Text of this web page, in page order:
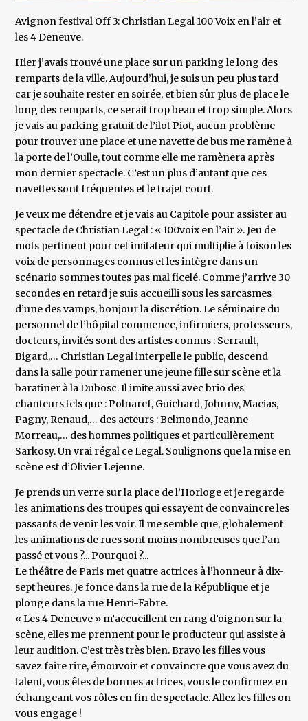
Avignon festival Off 3: Christian Legal 100 Voix en l’air et
les 4 Deneuve.
Hier j’avais trouvé une place sur un parking le long des
remparts de la ville. Aujourd’hui, je suis un peu plus tard
car je souhaite rester en soirée, et bien sûr plus de place le
long des remparts, ce serait trop beau et trop simple. Alors
je vais au parking gratuit de l’ilot Piot, aucun problème
pour trouver une place et une navette de bus me ramène à
la porte de l’Oulle, tout comme elle me ramènera après
mon dernier spectacle. C’est un plus d’autant que ces
navettes sont fréquentes et le trajet court.
Je veux me détendre et je vais au Capitole pour assister au
spectacle de Christian Legal : « 100voix en l’air ». Jeu de
mots pertinent pour cet imitateur qui multiplie à foison les
voix de personnages connus et les intègre dans un
scénario sommes toutes pas mal ficelé. Comme j’arrive 30
secondes en retard je suis accueilli sous les sarcasmes
d’une des vamps, bonjour la discrétion. Le séminaire du
personnel de l’hôpital commence, infirmiers, professeurs,
docteurs, invités sont des artistes connus : Serrault,
Bigard,… Christian Legal interpelle le public, descend
dans la salle pour ramener une jeune fille sur scène et la
baratiner à la Dubosc. Il imite aussi avec brio des
chanteurs tels que : Polnaref, Guichard, Johnny, Macias,
Pagny, Renaud,… des acteurs : Belmondo, Jeanne
Morreau,… des hommes politiques et particulièrement
Sarkosy. Un vrai régal ce Legal. Soulignons que la mise en
scène est d’Olivier Lejeune.
Je prends un verre sur la place de l’Horloge et je regarde
les animations des troupes qui essayent de convaincre les
passants de venir les voir. Il me semble que, globalement
les animations de rues sont moins nombreuses que l’an
passé et vous ?... Pourquoi ?...
Le théâtre de Paris met quatre actrices à l’honneur à dix-
sept heures. Je fonce dans la rue de la République et je
plonge dans la rue Henri-Fabre.
« Les 4 Deneuve » m’accueillent en rang d’oignon sur la
scène, elles me prennent pour le producteur qui assiste à
leur audition. C’est très très bien. Bravo les filles vous
savez faire rire, émouvoir et convaincre que vous avez du
talent, vous êtes de bonnes actrices, vous le confirmez en
échangeant vos rôles en fin de spectacle. Allez les filles on
vous engage !